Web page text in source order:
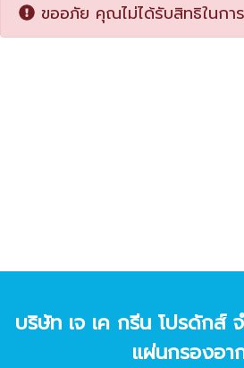
ขออภัย คุณไม่ได้รับสิทธิในกา
บริษัท เจ เค กรีน โปรดักส์
แผ่นกรองอา